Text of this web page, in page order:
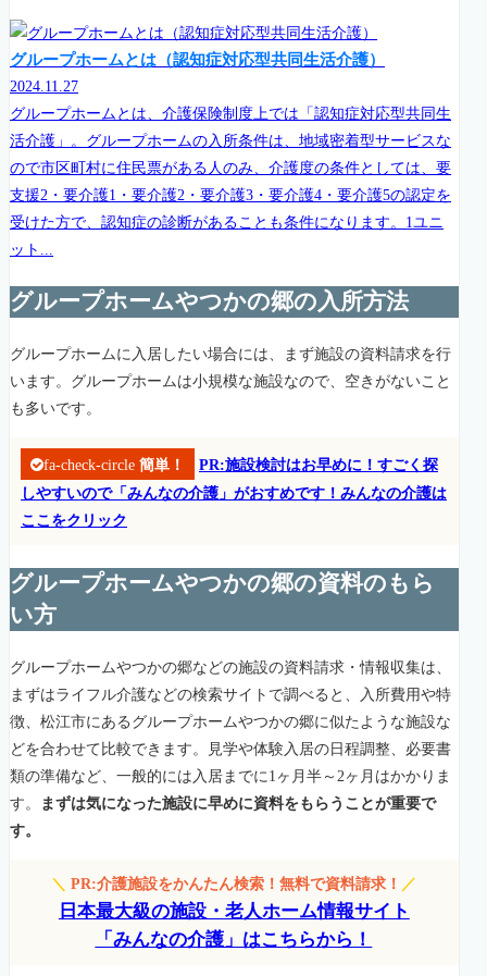
グループホームとは（認知症対応型共同生活介護）
2024.11.27
グループホームとは、介護保険制度上では「認知症対応型共同生
活介護」。グループホームの入所条件は、地域密着型サービスな
ので市区町村に住民票がある人のみ、介護度の条件としては、要
支援2・要介護1・要介護2・要介護3・要介護4・要介護5の認定を
受けた方で、認知症の診断があることも条件になります。1ユニ
ット...
グループホームやつかの郷の入所方法
グループホームに入居したい場合には、まず施設の資料請求を行
います。グループホームは小規模な施設なので、空きがないこと
も多いです。
fa-check-circle 簡単！
PR:施設検討はお早めに！すごく探
しやすいので「みんなの介護」がおすめです！みんなの介護は
ここをクリック
グループホームやつかの郷の資料のもら
い方
グループホームやつかの郷などの施設の資料請求・情報収集は、
まずはライフル介護などの検索サイトで調べると、入所費用や特
徴、松江市にあるグループホームやつかの郷に似たような施設な
どを合わせて比較できます。見学や体験入居の日程調整、必要書
類の準備など、一般的には入居までに1ヶ月半～2ヶ月はかかりま
す。
まずは気になった施設に早めに資料をもらうことが重要で
す。
＼PR:介護施設をかんたん検索！無料で資料請求！ ／
日本最大級の施設・老人ホーム情報サイト
「みんなの介護」はこちらから！